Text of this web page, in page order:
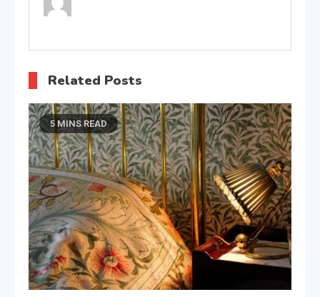
Related Posts
5 MINS READ